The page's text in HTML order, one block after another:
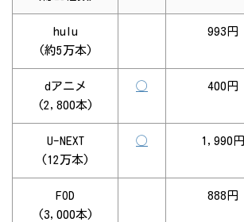
hulu
(約5万本)
993円
dアニメ
(2,800本)
◯ 400円
U-NEXT
(12万本)
◯ 1,990円
FOD
(3,000本)
888円